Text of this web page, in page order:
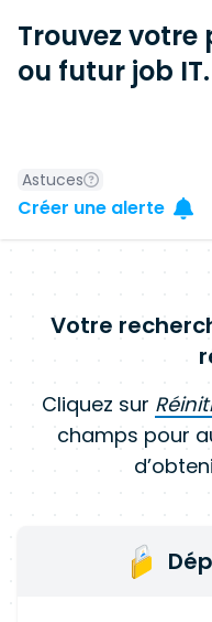
Trouvez
ou futur job IT.
Astuces
Créer une alerte
Votre
Cliquez sur
champs pour